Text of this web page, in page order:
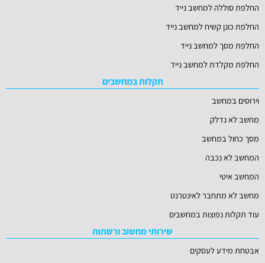
החלפת סוללה למחשב נייד
החלפת כונן קשיח למחשב נייד
החלפת מסך למחשב נייד
החלפת מקלדת למחשב נייד
תקלות במחשבים
וירוסים במחשב
מחשב לא נדלק
מסך כחול במחשב
המחשב לא נכבה
המחשב איטי
מחשב לא מתחבר לאינטרנט
עוד תקלות נפוצות במחשבים
שירותי מחשוב ורשתות
אבטחת מידע לעסקים